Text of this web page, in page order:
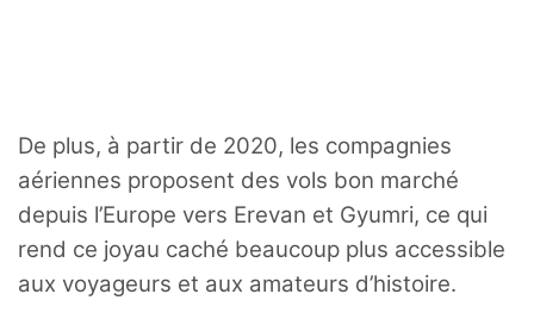
De plus, à partir de 2020, les compagnies
aériennes proposent des vols bon marché
depuis l’Europe vers Erevan et Gyumri, ce qui
rend ce joyau caché beaucoup plus accessible
aux voyageurs et aux amateurs d’histoire.